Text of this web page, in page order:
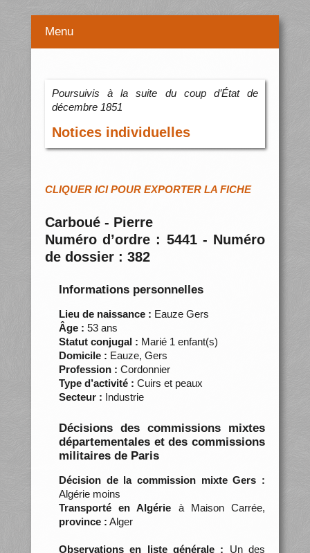
Menu
Poursuivis à la suite du coup d’État de
décembre 1851
Notices individuelles
CLIQUER ICI POUR EXPORTER LA FICHE
Carboué - Pierre
Numéro d’ordre : 5441 - Numéro
de dossier : 382
Informations personnelles
Lieu de naissance : Eauze Gers
Âge : 53 ans
Statut conjugal : Marié 1 enfant(s)
Domicile : Eauze, Gers
Profession : Cordonnier
Type d’activité : Cuirs et peaux
Secteur : Industrie
Décisions des commissions mixtes
départementales et des commissions
militaires de Paris
Décision de la commission mixte Gers :
Algérie moins
Transporté en Algérie à Maison Carrée,
province : Alger
Observations en liste générale : Un des